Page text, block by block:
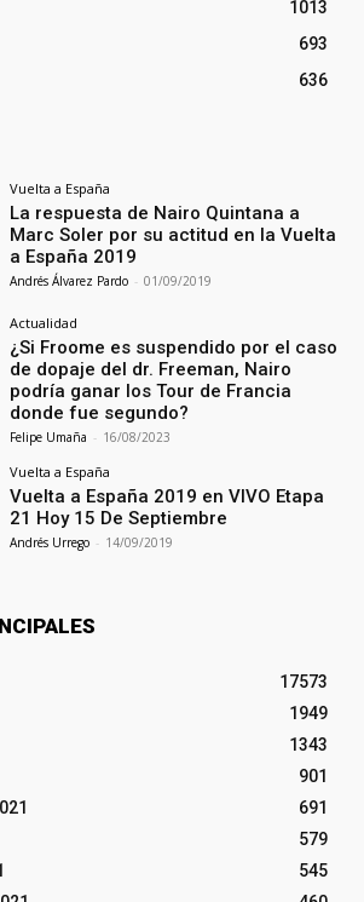
1013
693
636
Vuelta a España
La respuesta de Nairo Quintana a
Marc Soler por su actitud en la Vuelta
a España 2019
Andrés Álvarez Pardo - 01/09/2019
Actualidad
¿Si Froome es suspendido por el caso
de dopaje del dr. Freeman, Nairo
podría ganar los Tour de Francia
donde fue segundo?
Felipe Umaña - 16/08/2023
Vuelta a España
Vuelta a España 2019 en VIVO Etapa
21 Hoy 15 De Septiembre
Andrés Urrego - 14/09/2019
17573
1949
1343
901
691
579
545